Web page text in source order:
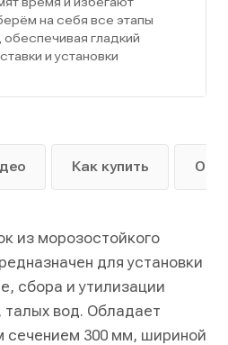
на себя все этапы
гладкий
и установки
Как купить
из морозостойкого
для установки
сбора и утилизации
вод. Обладает
сечением 300 мм, шириной